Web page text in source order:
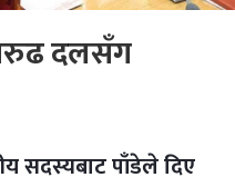
दलसँग
सदस्यबाट पाँडेले दिए